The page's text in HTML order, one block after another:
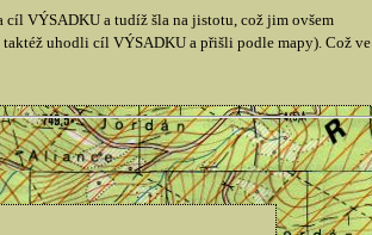
VÝSADKU a tudíž šla na jistotu, což jim ovšem
uhodli cíl VÝSADKU a přišli podle mapy). Což ve